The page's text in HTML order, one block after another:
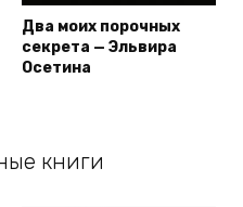
Два моих порочных
секрета — Эльвира
Осетина
книги